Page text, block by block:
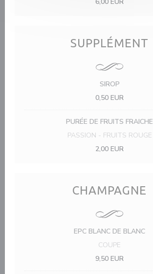
SUPPLÉMENT
SIROP
0,50 EUR
PURÉE DE FRUITS FRAICHE
PASSION - FRUITS ROUGE
2,00 EUR
CHAMPAGNE
EPC BLANC DE BLANC
COUPE
9,50 EUR